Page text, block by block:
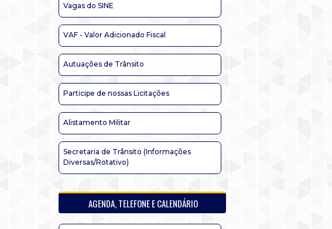
Vagas do SINE
VAF - Valor Adicionado Fiscal
Autuações de Trânsito
Participe de nossas Licitações
Alistamento Militar
Secretaria de Trânsito (Informações
Diversas/Rotativo)
AGENDA, TELEFONE E CALENDÁRIO